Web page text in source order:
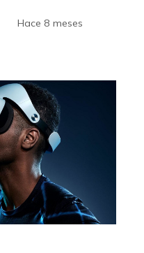
Hace 8 meses